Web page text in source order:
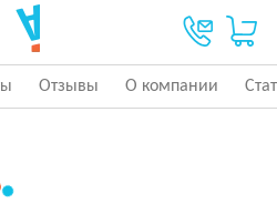
Отзывы О компании